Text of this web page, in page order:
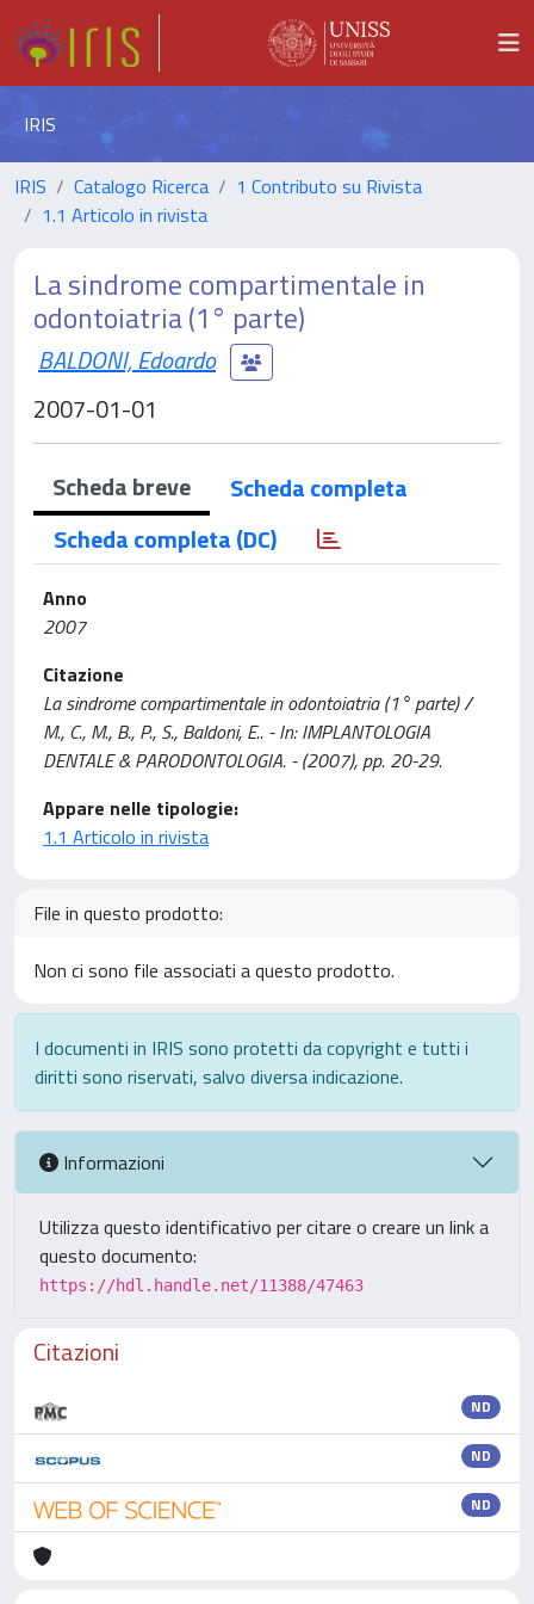
IRIS
IRIS Catalogo Ricerca
1 Contributo su Rivista
1.1 Articolo in rivista
La sindrome compartimentale in
odontoiatria (1° parte)
BALDONI, Edoardo
2007-01-01
Scheda breve
Scheda completa
Scheda completa (DC)
Anno
2007
Citazione
La sindrome compartimentale in odontoiatria (1° parte) /
M., C., M., B., P., S., Baldoni, E.. - In: IMPLANTOLOGIA
DENTALE & PARODONTOLOGIA. - (2007), pp. 20-29.
Appare nelle tipologie:
1.1 Articolo in rivista
File in questo prodotto:
Non ci sono file associati a questo prodotto.
I documenti in IRIS sono protetti da copyright e tutti i
diritti sono riservati, salvo diversa indicazione.
Informazioni
Utilizza questo identificativo per citare o creare un link a
questo documento:
https://hdl.handle.net/11388/47463
Citazioni
ND
ND
ND